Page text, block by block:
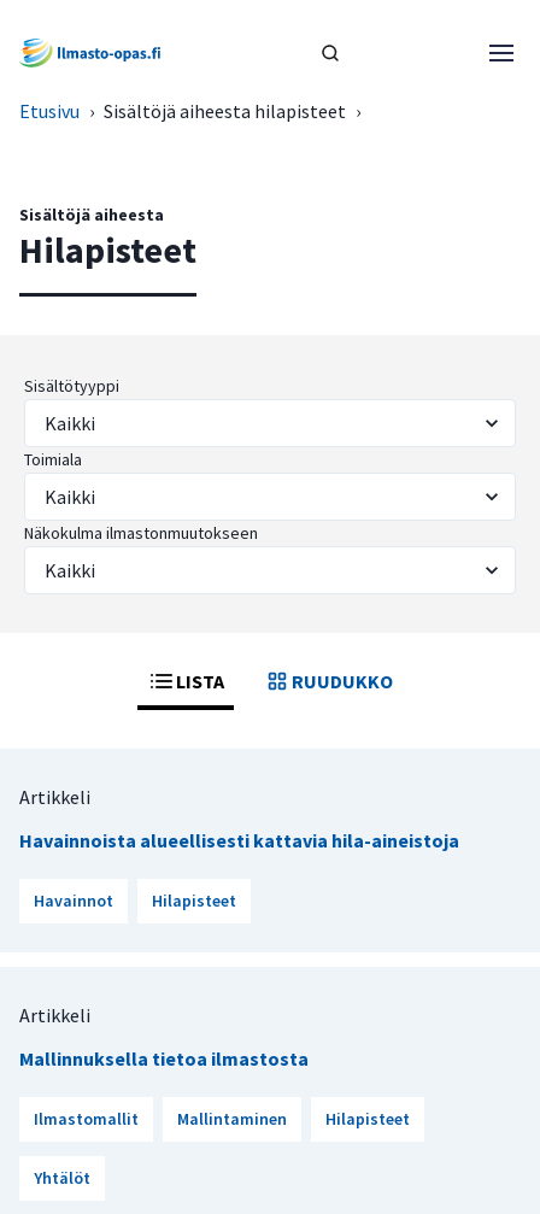
Etusivu › Sisältöjä aiheesta hilapisteet ›
Sisältöjä aiheesta
Hilapisteet
Sisältötyyppi
Toimiala
Näkokulma ilmastonmuutokseen
LISTA RUUDUKKO
Artikkeli
Havainnoista alueellisesti kattavia hila-aineistoja
Havainnot Hilapisteet
Artikkeli
Mallinnuksella tietoa ilmastosta
Ilmastomallit Mallintaminen Hilapisteet
Yhtälöt